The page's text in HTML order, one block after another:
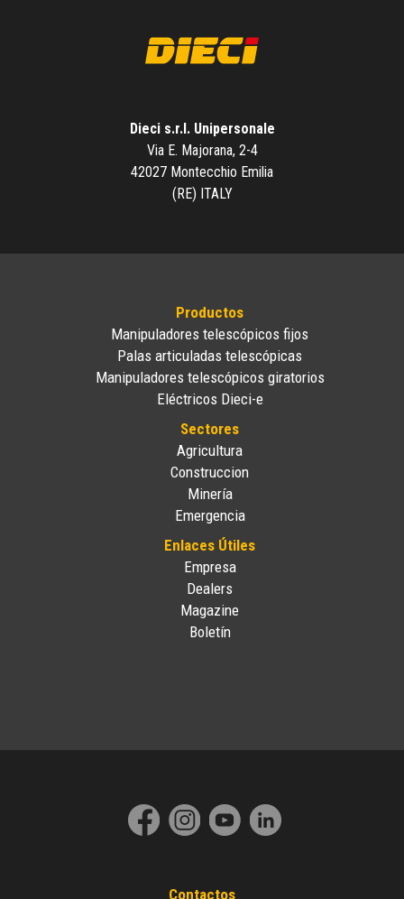
Dieci s.r.l. Unipersonale
Via E. Majorana, 2-4
42027 Montecchio Emilia
(RE) ITALY
Productos
Manipuladores telescópicos fijos
Palas articuladas telescópicas
Manipuladores telescópicos giratorios
Eléctricos Dieci-e
Sectores
Agricultura
Construccion
Minería
Emergencia
Enlaces Útiles
Empresa
Dealers
Magazine
Boletín
Contactos